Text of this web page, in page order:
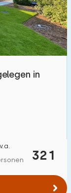
in
321